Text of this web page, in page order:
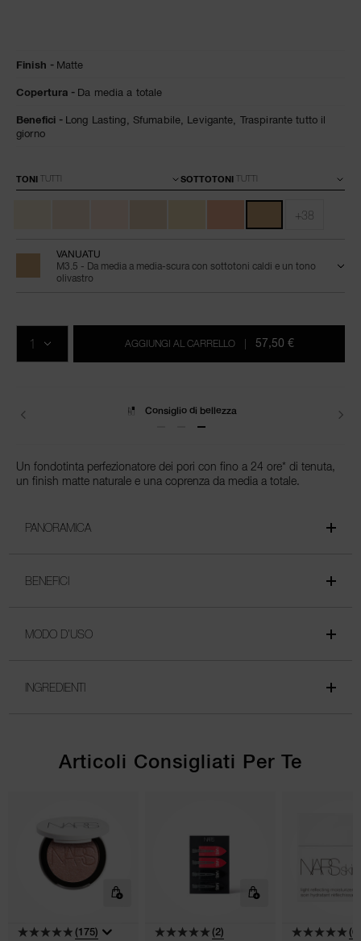
matte-
foundation/0194251155951.html
n.
Finish Matte
Copertura Da media a totale
Benefici Long Lasting, Sfumabile, Levigante, Traspirante tutto il
giorno
Varianti
TONI SOTTOTONI
+38
VANUATU
M3.5 - Da media a media-scura con sottotoni caldi e un tono
olivastro
al
carrello
prodotto
QTÀ.
AGGIUNGI AL CARRELLO | 57,50 €
Spedizione
Un fondotinta perfezionatore dei pori con fino a 24 ore* di tenuta,
un finish matte naturale e una coprenza da media a totale.
PANORAMICA
BENEFICI
MODO D’USO
INGREDIENTI
Articoli Consigliati Per Te
(175) (2) (6)